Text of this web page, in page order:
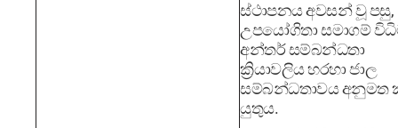
ස්ථාපනය අවසන් වූ පසු,
උපයෝගිතා සමාගම්
අන්තර් සම්බන්ධතා
ක්‍රියාවලිය හරහා ජාල
සම්බන්ධතාවය අනුමත
යුතුය.